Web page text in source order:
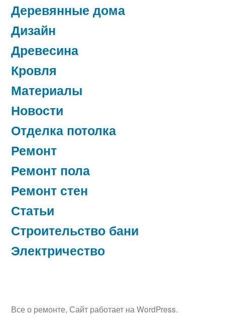
Деревянные дома
Дизайн
Древесина
Кровля
Материалы
Новости
Отделка потолка
Ремонт
Ремонт пола
Ремонт стен
Статьи
Строительство бани
Электричество
Все о ремонте, Сайт работает на WordPress.